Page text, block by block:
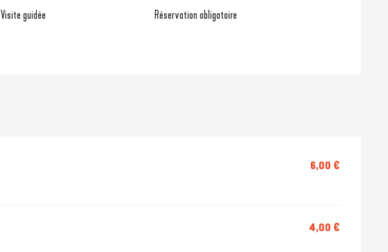
Visite guidée
Réservation obligatoire
6,00 €
4,00 €